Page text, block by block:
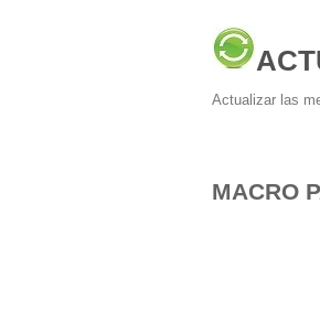
Actualizar las
MACRO